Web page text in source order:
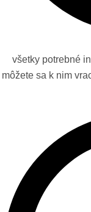
všetky potrebné
môžete sa k nim